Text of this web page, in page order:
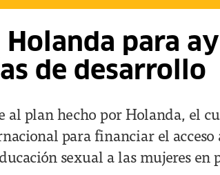
Holanda para
de desarrollo
al plan hecho por Holanda, el
para financiar el
sexual a las mujeres en